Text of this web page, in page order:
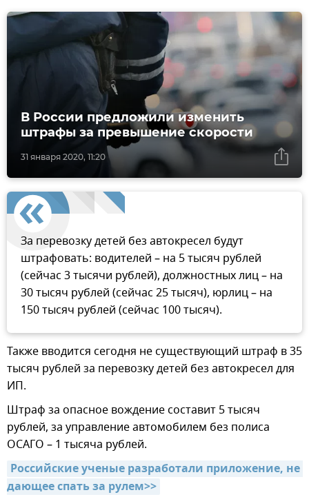
31 января 2020, 11:20
В России предложили изменить
штрафы за превышение скорости
За перевозку детей без автокресел будут
штрафовать: водителей – на 5 тысяч рублей
(сейчас 3 тысячи рублей), должностных лиц – на
30 тысяч рублей (сейчас 25 тысяч), юрлиц – на
150 тысяч рублей (сейчас 100 тысяч).
Также вводится сегодня не существующий штраф в 35
тысяч рублей за перевозку детей без автокресел для
ИП.
Штраф за опасное вождение составит 5 тысяч
рублей, за управление автомобилем без полиса
ОСАГО – 1 тысяча рублей.
Российские ученые разработали приложение, не
дающее спать за рулем>>